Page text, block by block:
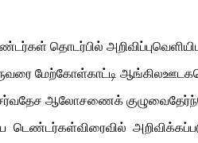
தொடர்பில்
மேற்கோள்காட்டி
ஆலோசணைக்
டெண்டர்கள்விரைவில்